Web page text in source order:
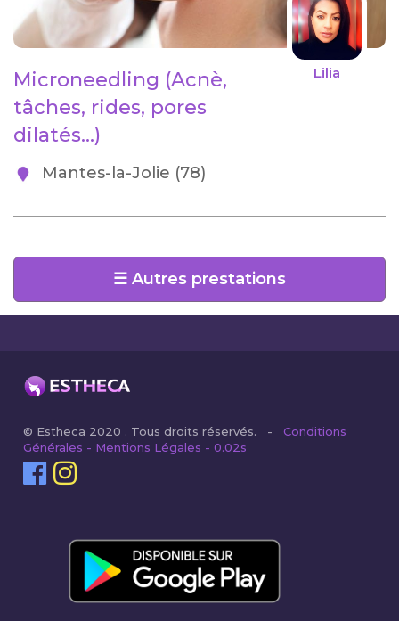
Lilia
Microneedling (Acnè,
tâches, rides, pores
dilatés...)
Mantes-la-Jolie (78)
☰ Autres prestations
© Estheca 2020 . Tous droits réservés. -Conditions
Générales - Mentions Légales - 0.02s